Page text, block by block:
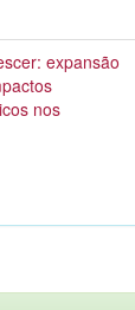
expansão
nos